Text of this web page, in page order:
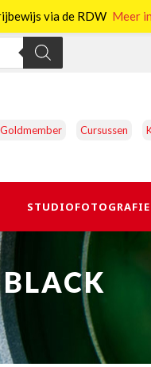
Cursussen
STUDIOFOTOGRAFIE
via de RDW Meer